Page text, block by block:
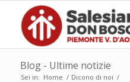
Blog - Ultime notizie
Sei in: Home / Dicono di noi /